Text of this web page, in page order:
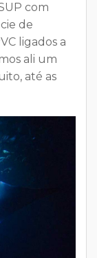
com
de
ligados a
ali um
até as